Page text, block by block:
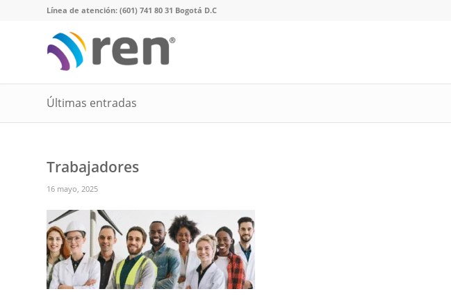
Línea de atención: (601) 741 80 31 Bogotá D.C
Últimas entradas
Trabajadores
16 mayo, 2025